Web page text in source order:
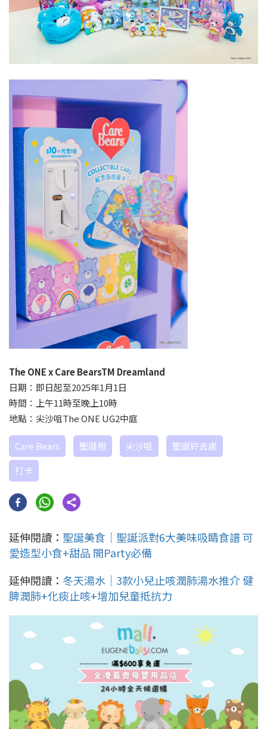
The ONE x Care BearsTM Dreamland
日期：即日起至2025年1月1日
時間：上午11時至晚上10時
地點：尖沙咀The ONE UG2中庭
Care Bears 聖誕樹 尖沙咀
聖誕好去處
打卡
延伸閱讀： 聖誕美食｜聖誕派對6大美味吸睛食譜 可
愛造型小食+甜品 開Party必備
延伸閱讀： 冬天湯水｜3款小兒止咳潤肺湯水推介 健
脾潤肺+化痰止咳+增加兒童抵抗力